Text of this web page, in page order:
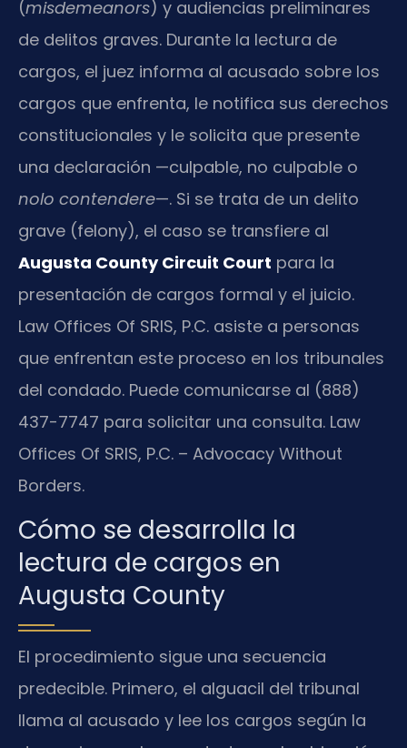
(misdemeanors) y audiencias preliminares
de delitos graves. Durante la lectura de
cargos, el juez informa al acusado sobre los
cargos que enfrenta, le notifica sus derechos
constitucionales y le solicita que presente
una declaración —culpable, no culpable o
nolo contendere—. Si se trata de un delito
grave (felony), el caso se transfiere al
Augusta County Circuit Court para la
presentación de cargos formal y el juicio.
Law Offices Of SRIS, P.C. asiste a personas
que enfrentan este proceso en los tribunales
del condado. Puede comunicarse al (888)
437-7747 para solicitar una consulta. Law
Offices Of SRIS, P.C. – Advocacy Without
Borders.
Cómo se desarrolla la
lectura de cargos en
Augusta County
El procedimiento sigue una secuencia
predecible. Primero, el alguacil del tribunal
llama al acusado y lee los cargos según la